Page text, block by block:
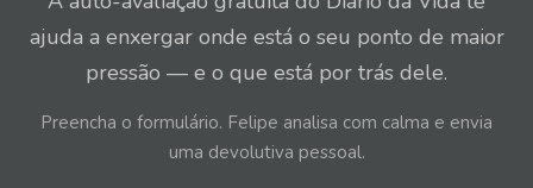
ajuda a enxergar onde está o seu ponto de maior
pressão — e o que está por trás dele.
Preencha o formulário. Felipe analisa com calma e envia
uma devolutiva pessoal.